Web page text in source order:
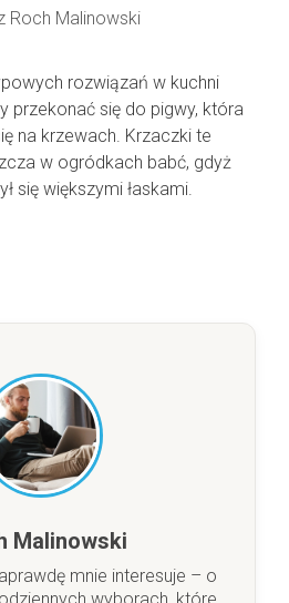
Roch Malinowski
rozwiązań w kuchni
przekonać się do pigwy, która
na krzewach. Krzaczki te
w ogródkach babć, gdyż
się większymi łaskami.
Malinowski
mnie interesuje – o